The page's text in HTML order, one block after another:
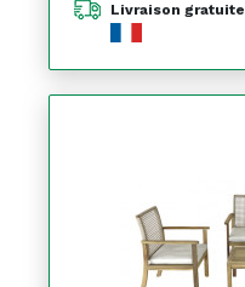
Livraison gratuite